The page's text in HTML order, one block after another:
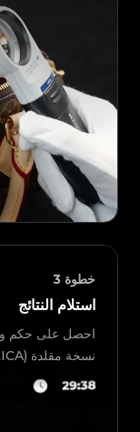
خطوة 3
استلام النتائج
نسخة مقلدة (REPLICA) مع شهادة رقمية مجانية كإثبات.